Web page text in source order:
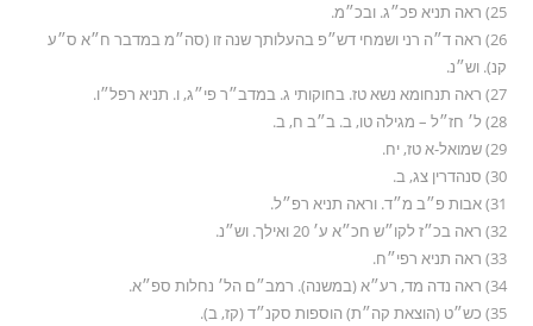
25) ראה תניא פכ״ג. ובכ״מ.
26) ראה ד״ה רני ושמחי דש״פ בהעלותך שנה זו (סה״מ במדבר ח״א ס״ע
קנ). וש״נ.
27) ראה תנחומא נשא טז. בחוקותי ג. במדב״ר פי״ג, ו. תניא רפל״ו.
28) ל׳ חז״ל – מגילה טו, ב. ב״ב ח, ב.
29) שמואל-א טז, יח.
30) סנהדרין צג, ב.
31) אבות פ״ב מ״ד. וראה תניא רפ״ל.
32) ראה בכ״ז לקו״ש חכ״א ע׳ 20 ואילך. וש״נ.
33) ראה תניא רפי״ח.
34) ראה נדה מד, רע״א (במשנה). רמב״ם הל׳ נחלות ספ״א.
35) כש״ט (הוצאת קה״ת) הוספות סקנ״ד (קז, ב).